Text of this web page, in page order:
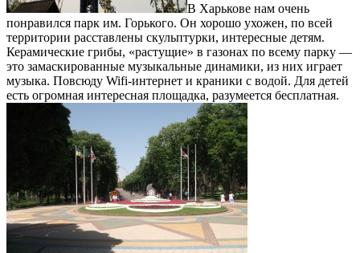
В Харькове нам очень
понравился парк им. Горького. Он хорошо ухожен, по всей
территории расставлены скульптурки, интересные детям.
Керамические грибы, «растущие» в газонах по всему парку —
это замаскированные музыкальные динамики, из них играет
музыка. Повсюду Wifi-интернет и краники с водой. Для детей
есть огромная интересная площадка, разумеется бесплатная.